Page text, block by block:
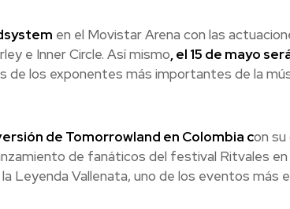
en el Movistar Arena con las
e Inner Circle. Así mismo, el 15 de mayo
de los exponentes más importantes de la
de Tomorrowland en Colombia con su
de fanáticos del festival Ritvales en
Leyenda Vallenata, uno de los eventos más